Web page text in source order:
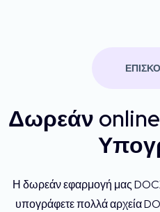
Δωρεάν online
Η δωρεάν εφαρμογή μας
υπογράφετε πολλά αρχεία